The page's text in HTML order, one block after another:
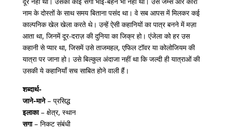
नाम के दोस्तों के साथ समय बिताना पसंद था। वे सब आपस में मिलकर कई
काल्पनिक खेल खेला करते थे। उन्हें ऐसी कहानियों का पात्र बनने में मज़ा
आता था, जिनमें दूर-दराज़ की दुनिया का जिक्र हो। एंजेला को हर उस
कहानी से प्यार था, जिसमें उसे ताजमहल, एफिल टॉवर या कोलोजियम की
यात्रा पर जाना हो। उसे बिल्कुल अंदाजा नहीं था कि जल्दी ही यात्राओं की
उसकी ये कहानियाँ सच साबित होने वाली हैं।
शब्दार्थ-
जाने-माने– प्रसिद्ध
इलाका– क्षेत्र, स्थान
सगा– निकट संबंधी